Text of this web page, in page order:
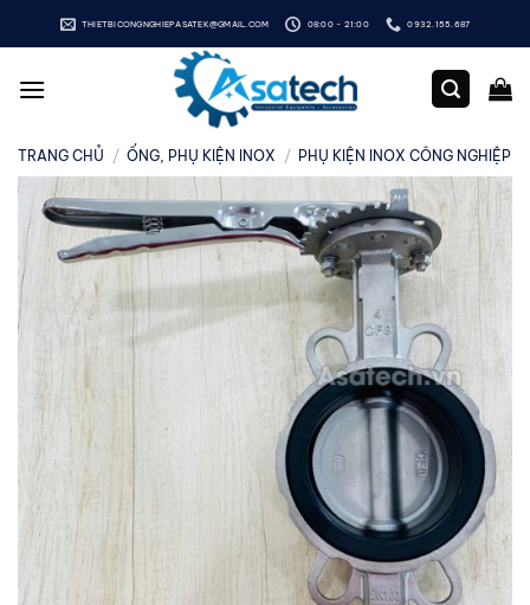
qua
dung
THIETBICONGNGHIEPASATEK@GMAIL.COM 08:00 - 21:00 0932.155.687
TRANG CHỦ / ỐNG, PHỤ KIỆN INOX / PHỤ KIỆN INOX CÔNG NGHIỆP